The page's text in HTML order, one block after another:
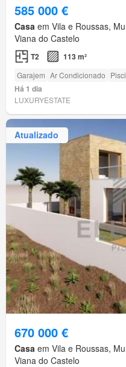
585 000 €
Casa em Vila e Roussas,
Viana do Castelo
T2 113 m²
Garajem Ar Condicionado
Há 1 dia
LUXURYESTATE
Atualizado
670 000 €
Casa em Vila e Roussas,
Viana do Castelo